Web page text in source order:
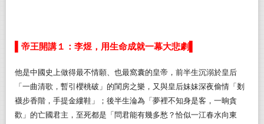
帝王開講１：李煜，用生命成就一幕大悲劇
他是中國史上做得最不情願、也最窩囊的皇帝，前半生沉溺於皇后
「 一曲清歌，暫引櫻桃破 」的閨房之樂，又與皇后妹妹深夜偷情「 剗
襪步香階，手提金縷鞋 」；後半生淪為「 夢裡不知身是客，一晌貪
歡 」的亡國君主，至死都是「 問君能有幾多愁？恰似一江春水向東